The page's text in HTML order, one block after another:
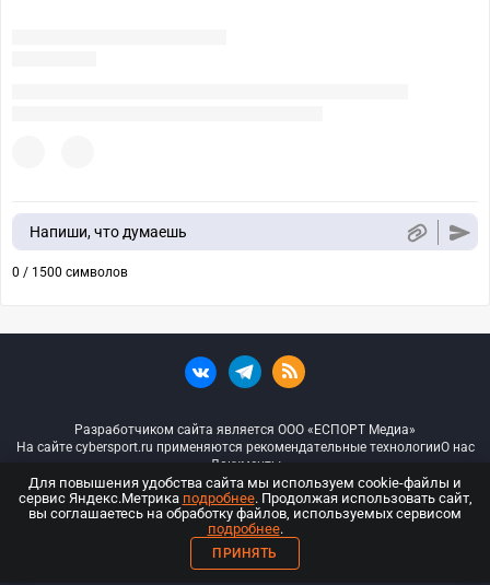
Напиши, что думаешь
0 / 1500 символов
Разработчиком сайта является ООО «ЕСПОРТ Медиа»
На сайте cybersport.ru применяются рекомендательные технологииО нас
Документы
© ООО «Киберспорт.ру» — Все права защищены
18+
ООО «Киберспорт.ру». Свидетельство о регистрации средств массовой
Для повышения удобства сайта мы используем cookie-файлы и
сервис Яндекс.Метрика подробнее. Продолжая использовать сайт,
вы соглашаетесь на обработку файлов, используемых сервисом
подробнее.
ПРИНЯТЬ